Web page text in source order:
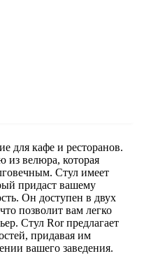
для кафе и ресторанов.
велюра, которая
Стул имеет
придаст вашему
Он доступен в двух
позволит вам легко
Стул Ror предлагает
придавая им
вашего заведения.